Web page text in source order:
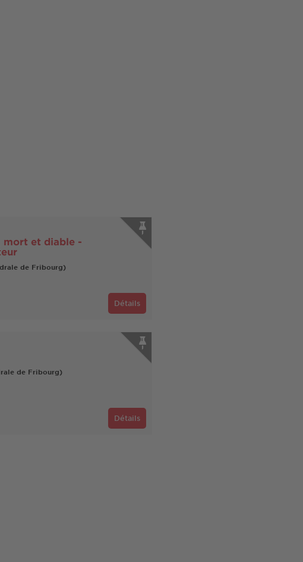
mort et diable -
de Fribourg)
Détails
de Fribourg)
Détails